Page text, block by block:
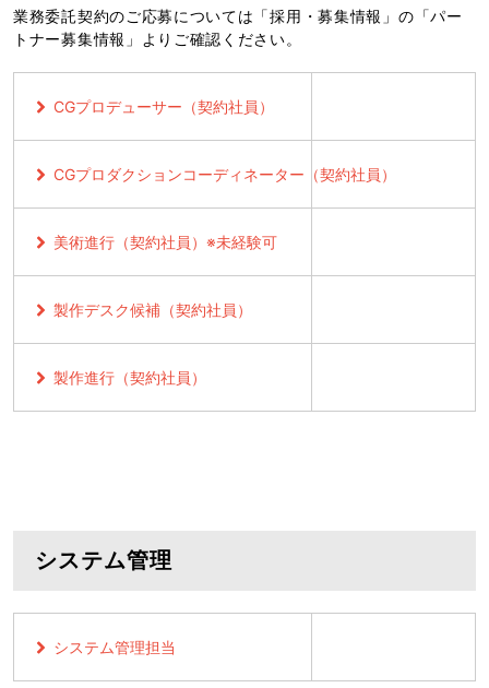
業務委託契約のご応募については「採用・募集情報」の「パー
トナー募集情報」よりご確認ください。
CGプロデューサー（契約社員）
CGプロダクションコーディネーター（契約社員）
美術進行（契約社員）※未経験可
製作デスク候補（契約社員）
製作進行（契約社員）
システム管理
システム管理担当